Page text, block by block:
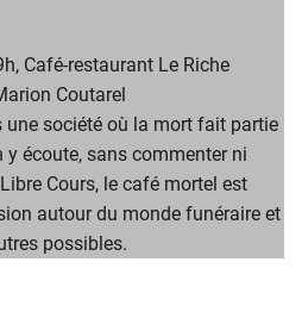
Café-restaurant Le Riche
Coutarel
une société où la mort fait partie
y écoute, sans commenter ni
Cours, le café mortel est
autour du monde funéraire et
possibles.